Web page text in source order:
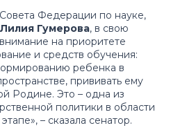
Федерации по науке,
Лилия Гумерова, в свою
на приоритете
и средств обучения:
ребенка в
прививать ему
Родине. Это – одна из
политики в области
– сказала сенатор.